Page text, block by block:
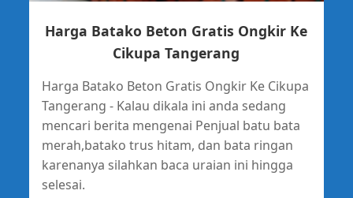
Harga Batako Beton Gratis Ongkir Ke
Cikupa Tangerang
Harga Batako Beton Gratis Ongkir Ke Cikupa
Tangerang - Kalau dikala ini anda sedang
mencari berita mengenai Penjual batu bata
merah,batako trus hitam, dan bata ringan
karenanya silahkan baca uraian ini hingga
selesai.